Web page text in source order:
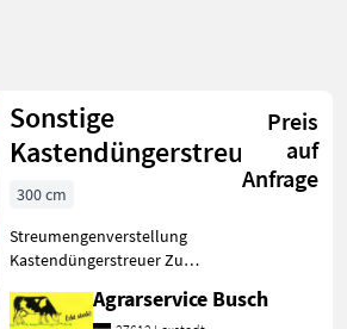
Sonstige
Kastendüngerstreuer
Preis
auf
Anfrage
300 cm
Streumengenverstellung
Kastendüngerstreuer Zum
Gekörnten&Pulver Medien
Agrarservice Busch